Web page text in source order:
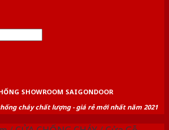
SHOWROOM SAIGONDOOR
cháy chất lượng - giá rẻ mới nhất năm 2021